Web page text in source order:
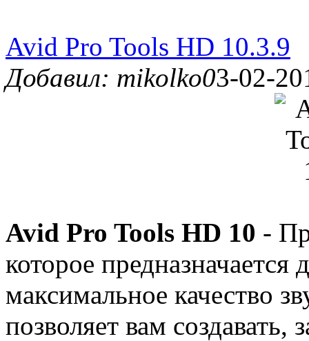
Avid Pro Tools HD 10.3.9
Добавил: mikolko03-02-
Avid Pro Tools HD 10 -
которое
максимальное качество
позволяет вам создавать,